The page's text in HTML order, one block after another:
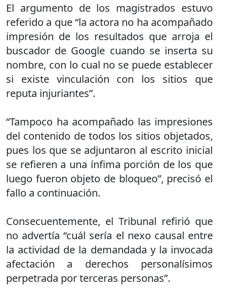
El argumento de los magistrados estuvo
referido a que “la actora no ha acompañado
impresión de los resultados que arroja el
buscador de Google cuando se inserta su
nombre, con lo cual no se puede establecer
si existe vinculación con los sitios que
reputa injuriantes”.
“Tampoco ha acompañado las impresiones
del contenido de todos los sitios objetados,
pues los que se adjuntaron al escrito inicial
se refieren a una ínfima porción de los que
luego fueron objeto de bloqueo”, precisó el
fallo a continuación.
Consecuentemente, el Tribunal refirió que
no advertía “cuál sería el nexo causal entre
la actividad de la demandada y la invocada
afectación a derechos personalísimos
perpetrada por terceras personas”.